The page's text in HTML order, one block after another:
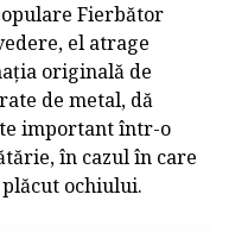
Fierbător
el atrage
originală de
de metal, dă
important într-o
în cazul în care
ochiului.